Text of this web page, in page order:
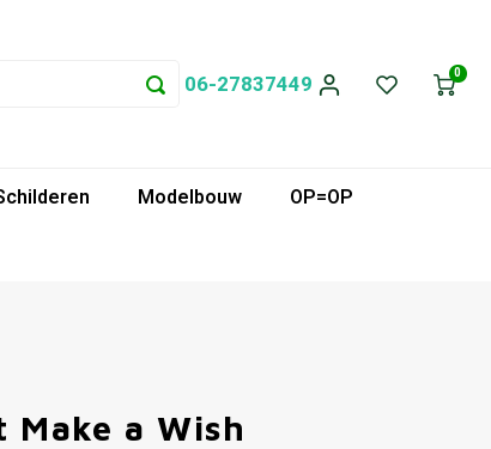
06-27837449 0
Modelbouw
OP=OP
a Wish